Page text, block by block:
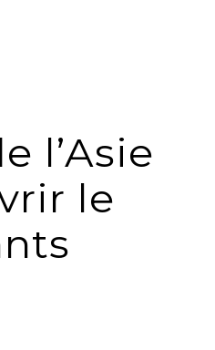
l’Asie
le